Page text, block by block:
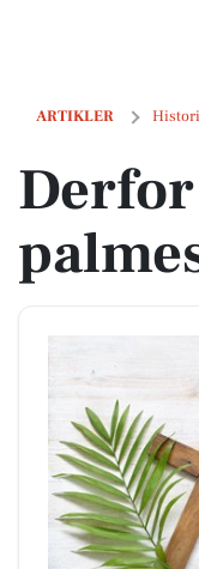
ARTIKLER
Derfor fejrer vi